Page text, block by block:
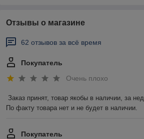
Отзывы о магазине
62 отзывов за всё время
Покупатель
Очень плохо
Заказ принят, товар якобы в наличии, за
По факту товара нет и не будет в наличии.
Покупатель